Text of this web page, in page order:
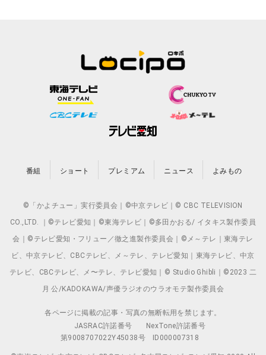
番組 ショート プレミアム ニュース よみもの
©「かよチュー」実行委員会｜©中京テレビ｜© CBC TELEVISION
CO.,LTD. ｜©テレビ愛知｜©東海テレビ｜©多田かおる/ イタキス製作委員
会｜©テレビ愛知・フリュー／徹之進製作委員会｜©メ～テレ｜東海テレ
ビ、中京テレビ、CBCテレビ、メ～テレ、テレビ愛知｜東海テレビ、中京
テレビ、CBCテレビ、メ〜テレ、テレビ愛知｜© Studio Ghibli｜©2023 二
月 公/KADOKAWA/声優ラジオのウラオモテ製作委員会
各ページに掲載の記事・写真の無断転用を禁じます。
JASRAC許諾番号
NexTone許諾番号
第9008707022Y45038号
ID000007318